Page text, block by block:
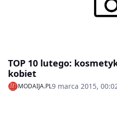
TOP 10 lutego:
kobiet
MODAIJA.PL9 marca 2015,